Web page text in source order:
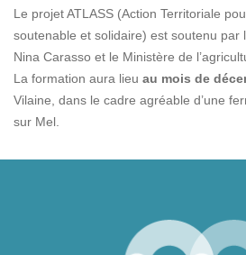
Le projet ATLASS (Action Territoriale
soutenable et solidaire) est soutenu par
Nina Carasso et le Ministère de
La formation aura lieu au mois de
Vilaine, dans le cadre agréable d’une
sur Mel.